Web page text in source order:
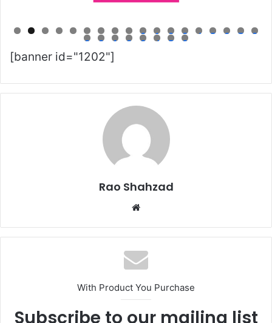
0 1 2 3 4 5 6 7 8
9 0 1 2 3 4 5 6
[banner id="1202"]
Rao Shahzad
Website
With Product You Purchase
Subscribe to our mailing list